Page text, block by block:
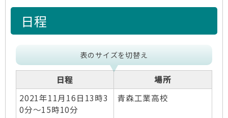
日程
表のサイズを切替え
日程
場所
2021年11月16日13時3
0分～15時10分
青森工業高校